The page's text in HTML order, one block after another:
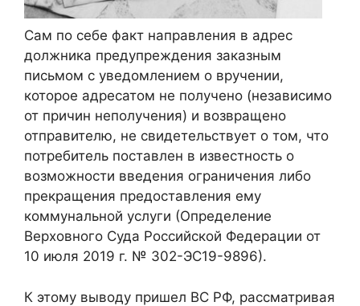
Сам по себе факт направления в адрес
должника предупреждения заказным
письмом с уведомлением о вручении,
которое адресатом не получено (независимо
от причин неполучения) и возвращено
отправителю, не свидетельствует о том, что
потребитель поставлен в известность о
возможности введения ограничения либо
прекращения предоставления ему
коммунальной услуги (Определение
Верховного Суда Российской Федерации от
10 июля 2019 г. № 302-ЭС19-9896).
К этому выводу пришел ВС РФ, рассматривая